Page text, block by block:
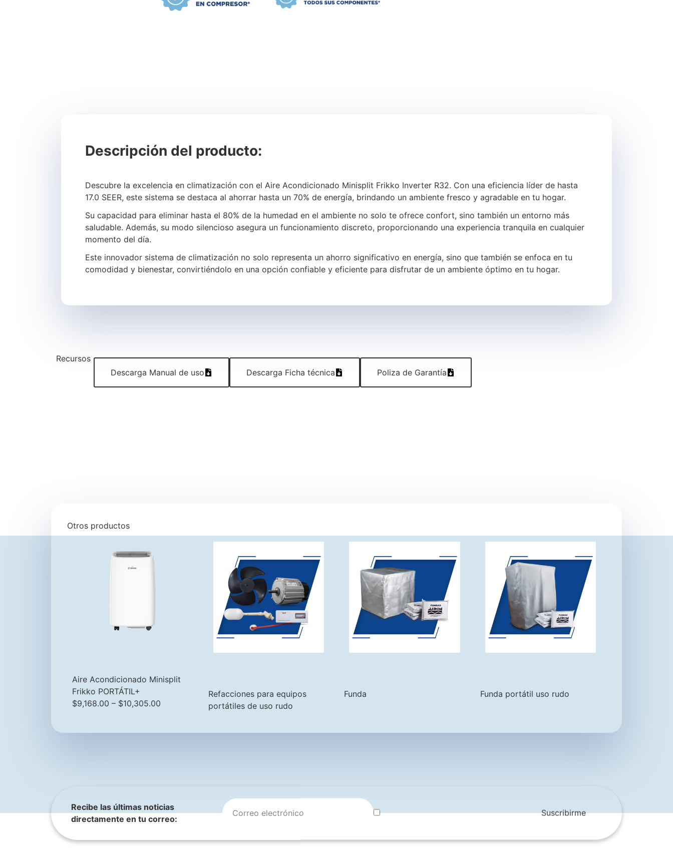
Descripción del producto:
Descubre la excelencia en climatización con el Aire Acondicionado Minisplit Frikko Inverter R32. Con una eficiencia líder de hasta
17.0 SEER, este sistema se destaca al ahorrar hasta un 70% de energía, brindando un ambiente fresco y agradable en tu hogar.
Su capacidad para eliminar hasta el 80% de la humedad en el ambiente no solo te ofrece confort, sino también un entorno más
saludable. Además, su modo silencioso asegura un funcionamiento discreto, proporcionando una experiencia tranquila en cualquier
momento del día.
Este innovador sistema de climatización no solo representa un ahorro significativo en energía, sino que también se enfoca en tu
comodidad y bienestar, convirtiéndolo en una opción confiable y eficiente para disfrutar de un ambiente óptimo en tu hogar.
Recursos
Descarga Manual de uso
Descarga Ficha técnica Poliza de Garantía
Otros productos
Aire Acondicionado Minisplit
Frikko PORTÁTIL+
$9,168.00 – $10,305.00
Refacciones para equipos
portátiles de uso rudo
Funda Funda portátil uso rudo
Recibe las últimas noticias
directamente en tu correo:
Suscribirme